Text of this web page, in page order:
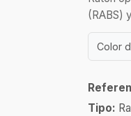
(RABS)
Color
Tipo: